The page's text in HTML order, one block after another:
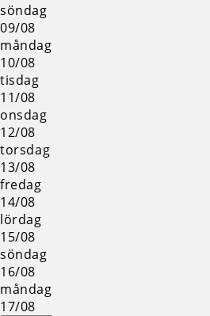
söndag
09/08
måndag
10/08
tisdag
11/08
onsdag
12/08
torsdag
13/08
fredag
14/08
lördag
15/08
söndag
16/08
måndag
17/08